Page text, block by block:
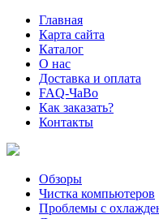
Главная
Карта сайта
Каталог
О нас
Доставка и оплата
FAQ-ЧаВо
Как заказать?
Контакты
Обзоры
Чистка компьютеров
Проблемы с